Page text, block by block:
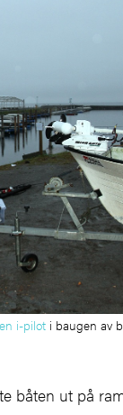
i-pilot i baugen av
båten ut på